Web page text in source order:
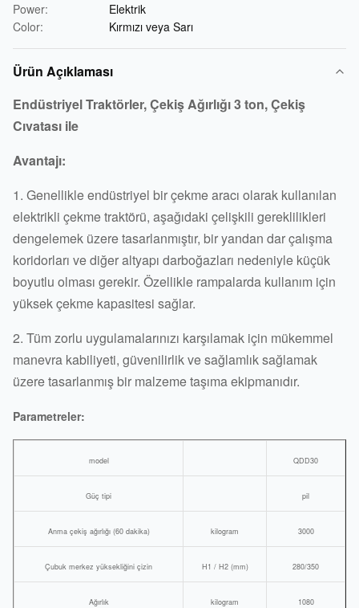
Power:
Elektrik
Color:
Kırmızı veya Sarı
Ürün Açıklaması
Endüstriyel Traktörler, Çekiş Ağırlığı 3 ton, Çekiş
Cıvatası ile
Avantajı:
1. Genellikle endüstriyel bir çekme aracı olarak kullanılan
elektrikli çekme traktörü, aşağıdaki çelişkili gereklilikleri
dengelemek üzere tasarlanmıştır, bir yandan dar çalışma
koridorları ve diğer altyapı darboğazları nedeniyle küçük
boyutlu olması gerekir. Özellikle rampalarda kullanım için
yüksek çekme kapasitesi sağlar.
2. Tüm zorlu uygulamalarınızı karşılamak için mükemmel
manevra kabiliyeti, güvenilirlik ve sağlamlık sağlamak
üzere tasarlanmış bir malzeme taşıma ekipmanıdır.
Parametreler:
model QDD30
Güç tipi pil
Anma çekiş ağırlığı (60 dakika) kilogram 3000
Çubuk merkez yüksekliğini çizin H1 / H2 (mm) 280/350
Ağırlık kilogram 1080